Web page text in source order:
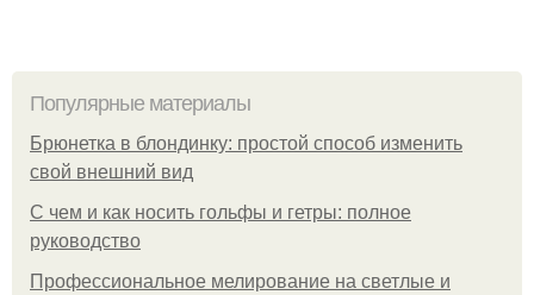
Популярные материалы
Брюнетка в блондинку: простой способ изменить
свой внешний вид
С чем и как носить гольфы и гетры: полное
руководство
Профессиональное мелирование на светлые и